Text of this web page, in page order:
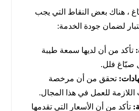
، هناك بعض النقاط التي يجب
لضمان جودة الخدمة:
تأكد من أن لديها سمعة طيبة
صبّاغ فلل.
تحقق من أن مرخصة
اللازمة للعمل في هذا المجال.
تأكد من أن الأسعار التي تقدمها